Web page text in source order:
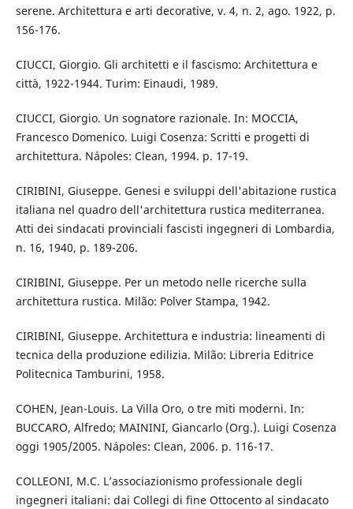
serene. Architettura e arti decorative, v. 4, n. 2, ago. 1922, p.
156-176.
CIUCCI, Giorgio. Gli architetti e il fascismo: Architettura e
città, 1922-1944. Turim: Einaudi, 1989.
CIUCCI, Giorgio. Un sognatore razionale. In: MOCCIA,
Francesco Domenico. Luigi Cosenza: Scritti e progetti di
architettura. Nápoles: Clean, 1994. p. 17-19.
CIRIBINI, Giuseppe. Genesi e sviluppi dell'abitazione rustica
italiana nel quadro dell'architettura rustica mediterranea.
Atti dei sindacati provinciali fascisti ingegneri di Lombardia,
n. 16, 1940, p. 189-206.
CIRIBINI, Giuseppe. Per un metodo nelle ricerche sulla
architettura rustica. Milão: Polver Stampa, 1942.
CIRIBINI, Giuseppe. Architettura e industria: lineamenti di
tecnica della produzione edilizia. Milão: Libreria Editrice
Politecnica Tamburini, 1958.
COHEN, Jean-Louis. La Villa Oro, o tre miti moderni. In:
BUCCARO, Alfredo; MAININI, Giancarlo (Org.). Luigi Cosenza
oggi 1905/2005. Nápoles: Clean, 2006. p. 116-17.
COLLEONI, M.C. L’associazionismo professionale degli
ingegneri italiani: dai Collegi di fine Ottocento al sindacato